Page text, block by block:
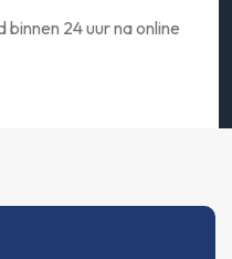
24 uur na online